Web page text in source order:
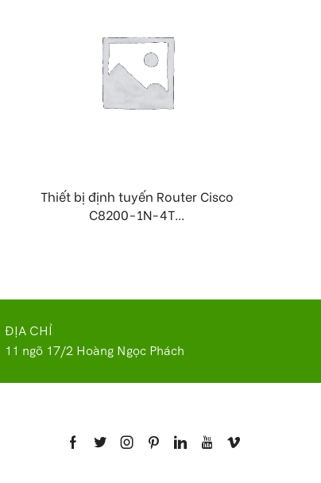
Thiết bị định tuyến Router Cisco
C8200-1N-4T...
ĐỊA CHỈ
11 ngõ 17/2 Hoàng Ngọc Phách